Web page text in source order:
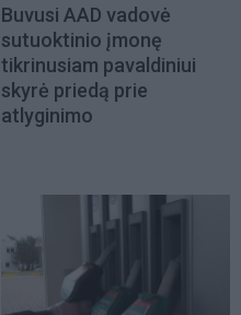
Buvusi AAD vadovė
sutuoktinio įmonę
tikrinusiam pavaldiniui
skyrė priedą prie
atlyginimo